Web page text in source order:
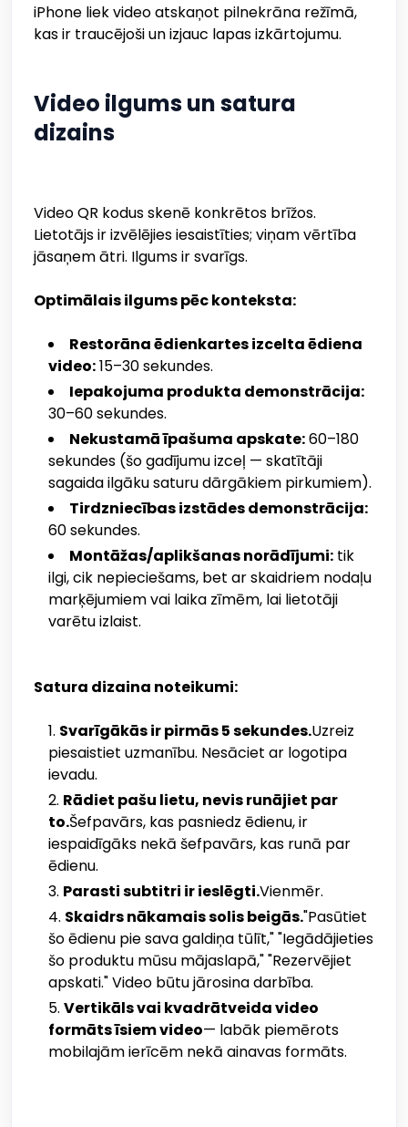
iPhone liek video atskaņot pilnekrāna režīmā,
kas ir traucējoši un izjauc lapas izkārtojumu.
Video ilgums un satura
dizains
Video QR kodus skenē konkrētos brīžos.
Lietotājs ir izvēlējies iesaistīties; viņam vērtība
jāsaņem ātri. Ilgums ir svarīgs.
Optimālais ilgums pēc konteksta:
Restorāna ēdienkartes izcelta ēdiena
video:15–30 sekundes.
Iepakojuma produkta demonstrācija:
30–60 sekundes.
Nekustamā īpašuma apskate:60–180
sekundes (šo gadījumu izceļ — skatītāji
sagaida ilgāku saturu dārgākiem pirkumiem).
Tirdzniecības izstādes demonstrācija:
60 sekundes.
Montāžas/aplikšanas norādījumi: tik
ilgi, cik nepieciešams, bet ar skaidriem nodaļu
marķējumiem vai laika zīmēm, lai lietotāji
varētu izlaist.
Satura dizaina noteikumi:
Svarīgākās ir pirmās 5 sekundes.Uzreiz
piesaistiet uzmanību. Nesāciet ar logotipa
ievadu.
Rādiet pašu lietu, nevis runājiet par
to.Šefpavārs, kas pasniedz ēdienu, ir
iespaidīgāks nekā šefpavārs, kas runā par
ēdienu.
Parasti subtitri ir ieslēgti.Vienmēr.
Skaidrs nākamais solis beigās."Pasūtiet
šo ēdienu pie sava galdiņa tūlīt," "Iegādājieties
šo produktu mūsu mājaslapā," "Rezervējiet
apskati." Video būtu jārosina darbība.
Vertikāls vai kvadrātveida video
formāts īsiem video— labāk piemērots
mobilajām ierīcēm nekā ainavas formāts.